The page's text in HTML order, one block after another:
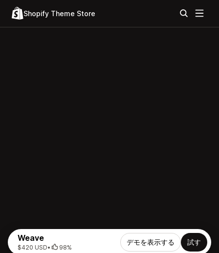
Shopify Theme Store
Weave
$420 USD• 98%
デモを表示する 試す